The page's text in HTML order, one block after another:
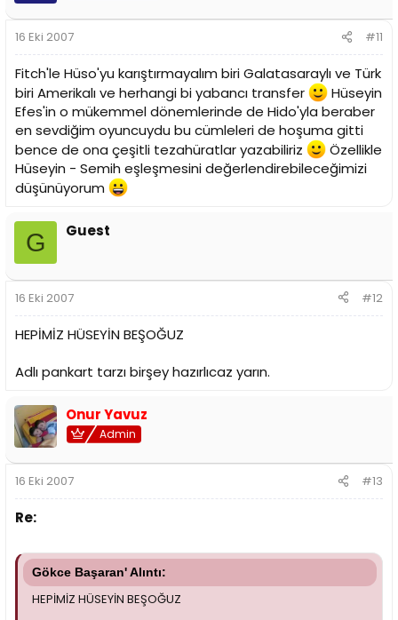
16 Eki 2007 #11
Fitch'le Hüso'yu karıştırmayalım biri Galatasaraylı ve Türk
biri Amerikalı ve herhangi bi yabancı transfer
Hüseyin
Efes'in o mükemmel dönemlerinde de Hido'yla beraber
en sevdiğim oyuncuydu bu cümleleri de hoşuma gitti
bence de ona çeşitli tezahüratlar yazabiliriz
Özellikle
Hüseyin - Semih eşleşmesini değerlendirebileceğimizi
düşünüyorum
G Guest
16 Eki 2007 #12
HEPİMİZ HÜSEYİN BEŞOĞUZ
Adlı pankart tarzı birşey hazırlıcaz yarın.
Onur Yavuz
Admin
16 Eki 2007 #13
Re:
Gökce Başaran' Alıntı:
HEPİMİZ HÜSEYİN BEŞOĞUZ